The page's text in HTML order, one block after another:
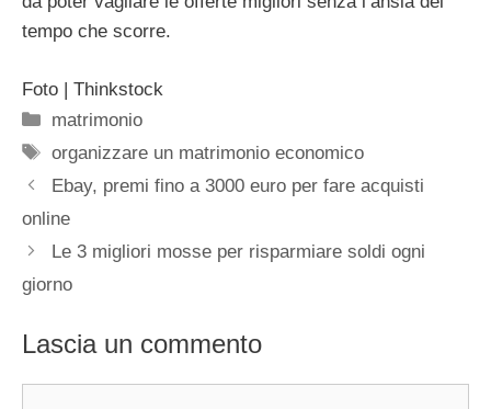
tempo che scorre.
Foto | Thinkstock
Categorie
matrimonio
Tag
organizzare un matrimonio economico
Ebay, premi fino a 3000 euro per fare acquisti
online
Le 3 migliori mosse per risparmiare soldi ogni
giorno
Lascia un commento